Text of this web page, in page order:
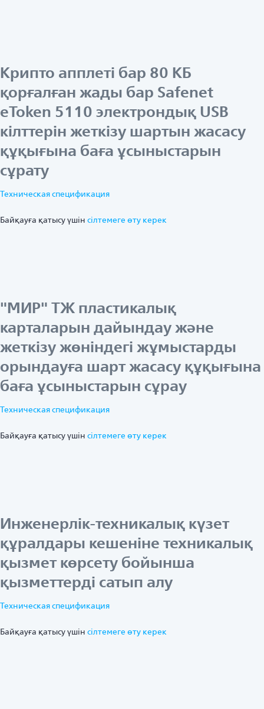
Крипто апплеті бар 80 КБ
қорғалған жады бар Safenet
eToken 5110 электрондық USB
кілттерін жеткізу шартын жасасу
құқығына баға ұсыныстарын
сұрату
Техническая спецификация
Байқауға қатысу үшін ciлтемеге өту керек
"МИР" ТЖ пластикалық
карталарын дайындау және
жеткізу жөніндегі жұмыстарды
орындауға шарт жасасу құқығына
баға ұсыныстарын сұрау
Техническая спецификация
Байқауға қатысу үшін ciлтемеге өту керек
Инженерлік-техникалық күзет
құралдары кешеніне техникалық
қызмет көрсету бойынша
қызметтерді сатып алу
Техническая спецификация
Байқауға қатысу үшін ciлтемеге өту керек